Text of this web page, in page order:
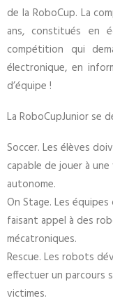
de la RoboCup. La
ans, constitués en
compétition qui
électronique, en
d’équipe !
La RoboCupJunior se
Soccer. Les élèves
capable de jouer à
autonome.
On Stage. Les
faisant appel à des
mécatroniques.
Rescue. Les robots
effectuer un parcours
victimes.